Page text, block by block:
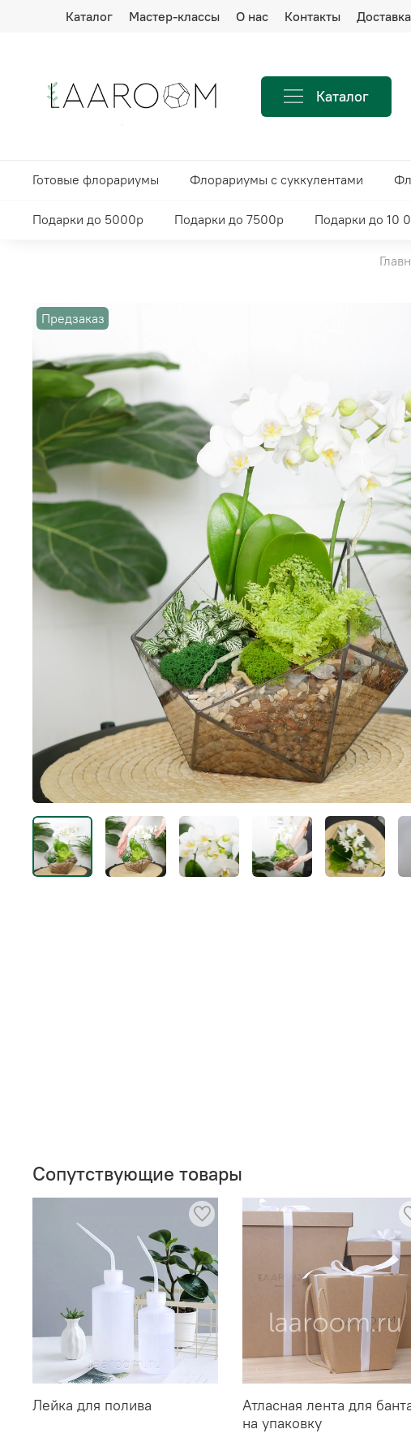
Каталог Мастер-классы О нас Контакты
Каталог
Готовые флорариумы Флорариумы с суккулентами
Подарки до 5000р Подарки до 7500р Подарки до 10
Предзаказ
Сопутствующие товары
Лейка для полива
Атласная лента для
на упаковку